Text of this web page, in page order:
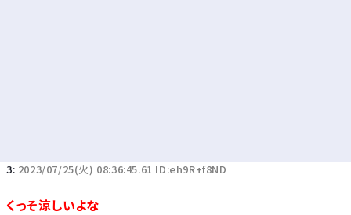
3: 2023/07/25(火) 08:36:45.61 ID:eh9R+f8ND
くっそ涼しいよな